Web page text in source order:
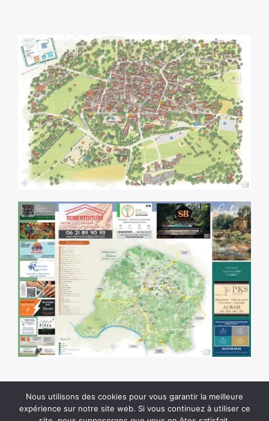
Nous utilisons des cookies pour vous garantir la meilleure
expérience sur notre site web. Si vous continuez à utiliser ce